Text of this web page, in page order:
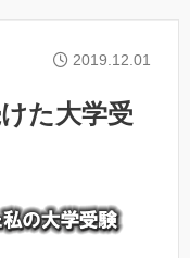
2019.12.01
た大学受